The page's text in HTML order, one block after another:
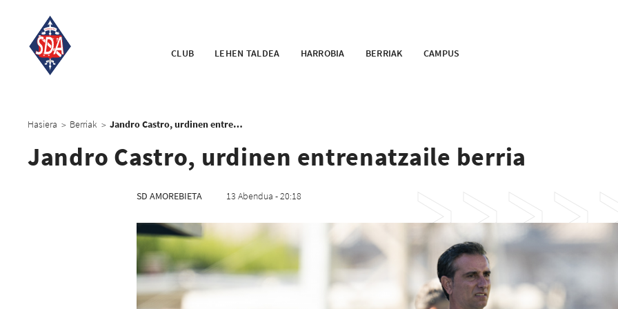
CLUB LEHEN TALDEA HARROBIA BERRIAK CAMPUS
Hasiera > Berriak > Jandro Castro, urdinen entrenatzaile berria
Jandro Castro, urdinen entrenatzaile berria
SD AMOREBIETA 13 Abendua - 20:18